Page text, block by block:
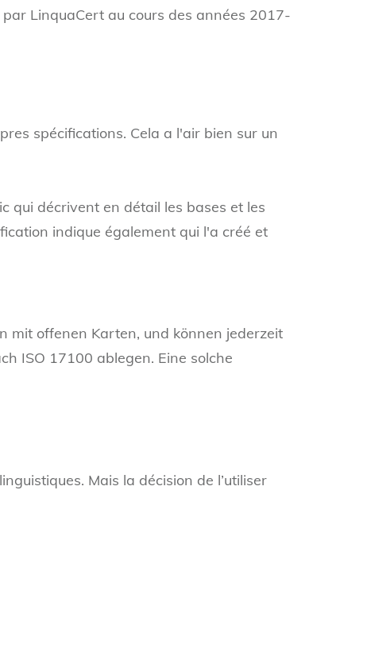
LinquaCert au cours des années 2017-
spécifications. Cela a l'air bien sur un
qui décrivent en détail les bases et les
indique également qui l'a créé et
mit offenen Karten, und können jederzeit
ISO 17100 ablegen. Eine solche
Mais la décision de l’utiliser